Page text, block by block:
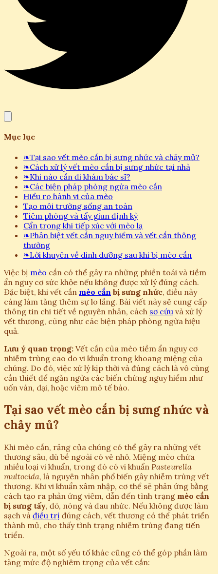
Mục lục
❧Tại sao vết mèo cắn bị sưng nhức và chảy mủ?
❧Cách xử lý vết mèo cắn bị sưng nhức tại nhà
❧Khi nào cần đi khám bác sĩ?
❧Các biện pháp phòng ngừa mèo cắn
Hiểu rõ hành vi của mèo
Tạo môi trường sống an toàn
Tiêm phòng và tẩy giun định kỳ
Cẩn trọng khi tiếp xúc với mèo lạ
❧Phân biệt vết cắn nguy hiểm và vết cắn thông
thường
❧Lời khuyên về dinh dưỡng sau khi bị mèo cắn
Việc bị mèo cắn có thể gây ra những phiền toái và tiềm
ẩn nguy cơ sức khỏe nếu không được xử lý đúng cách.
Đặc biệt, khi vết cắn mèo cắn bị sưng nhức, điều này
càng làm tăng thêm sự lo lắng. Bài viết này sẽ cung cấp
thông tin chi tiết về nguyên nhân, cách sơ cứu và xử lý
vết thương, cũng như các biện pháp phòng ngừa hiệu
quả.
Lưu ý quan trọng: Vết cắn của mèo tiềm ẩn nguy cơ
nhiễm trùng cao do vi khuẩn trong khoang miệng của
chúng. Do đó, việc xử lý kịp thời và đúng cách là vô cùng
cần thiết để ngăn ngừa các biến chứng nguy hiểm như
uốn ván, dại, hoặc viêm mô tế bào.
Tại sao vết mèo cắn bị sưng nhức và
chảy mủ?
Khi mèo cắn, răng của chúng có thể gây ra những vết
thương sâu, dù bề ngoài có vẻ nhỏ. Miệng mèo chứa
nhiều loại vi khuẩn, trong đó có vi khuẩn Pasteurella
multocida, là nguyên nhân phổ biến gây nhiễm trùng vết
thương. Khi vi khuẩn xâm nhập, cơ thể sẽ phản ứng bằng
cách tạo ra phản ứng viêm, dẫn đến tình trạng mèo cắn
bị sưng tấy, đỏ, nóng và đau nhức. Nếu không được làm
sạch và điều trị đúng cách, vết thương có thể phát triển
thành mủ, cho thấy tình trạng nhiễm trùng đang tiến
triển.
Ngoài ra, một số yếu tố khác cũng có thể góp phần làm
tăng mức độ nghiêm trọng của vết cắn: